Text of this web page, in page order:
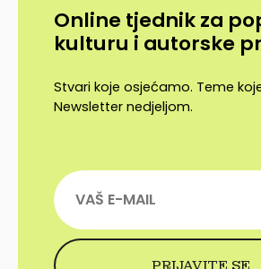
Online tjednik za
kulturu i autorske
Stvari koje osjećamo. Teme
Newsletter nedjeljom.